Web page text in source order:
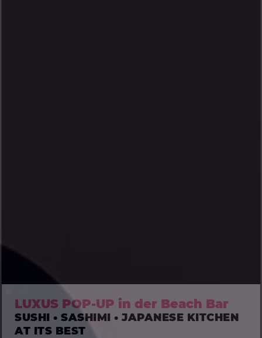
LUXUS POP-UP in der Beach Bar
SUSHI • SASHIMI • JAPANESE KITCHEN
AT ITS BEST